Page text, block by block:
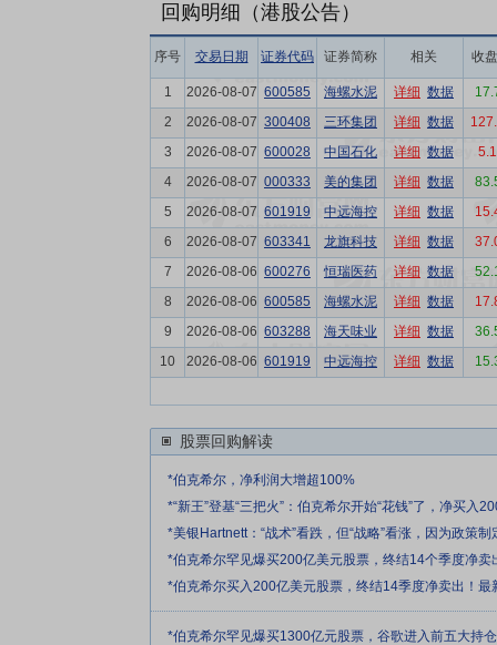
回购明细（港股公告）
序号 交易日期 证券代码 证券简称 相关 收
1 2026-08-07 600585 海螺水泥 详细 数据
2
2026-08-07 300408 三环集团 详细 数据
3
2026-08-07 600028 中国石化 详细 数据
4
2026-08-07 000333 美的集团 详细 数据
5
2026-08-07 601919 中远海控 详细 数据
6
2026-08-07 603341 龙旗科技 详细 数据
7
2026-08-06 600276 恒瑞医药 详细 数据
8
2026-08-06 600585 海螺水泥 详细 数据
9
2026-08-06 603288 海天味业 详细 数据
10
2026-08-06 601919 中远海控 详细 数据
股票回购解读
*伯克希尔，净利润大增超100%
*“新王”登基“三把火”：伯克希尔开始“花钱”了，净买入
*美银Hartnett：“战术”看跌，但“战略”看涨，因为政策
*伯克希尔罕见爆买200亿美元股票，终结14个季度净卖
*伯克希尔买入200亿美元股票，终结14季度净卖出！最
*伯克希尔罕见爆买1300亿元股票，谷歌进入前五大持仓